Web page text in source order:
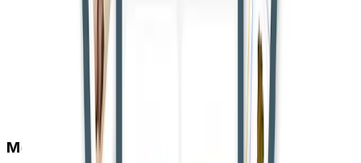
Mobile App